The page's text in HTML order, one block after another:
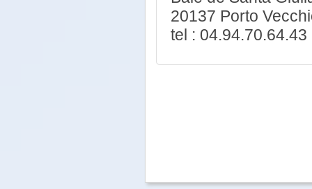
20137 Porto
tel : 04.94.70.64.43